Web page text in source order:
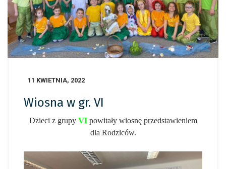
11 KWIETNIA, 2022
Wiosna w gr. VI
Dzieci z grupy VIpowitały wiosnę przedstawieniem
dla Rodziców.